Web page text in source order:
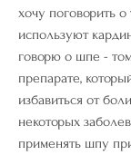
хочу поговорить
используют
говорю о шпе -
препарате,
избавиться от
некоторых
применять шпу